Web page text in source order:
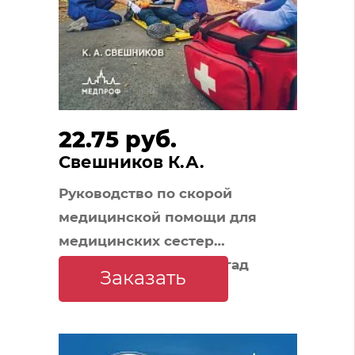
22.75 руб.
Свешников К.А.
Руководство по скорой
медицинской помощи для
медицинских сестер
общепрофильных бригад
Заказать